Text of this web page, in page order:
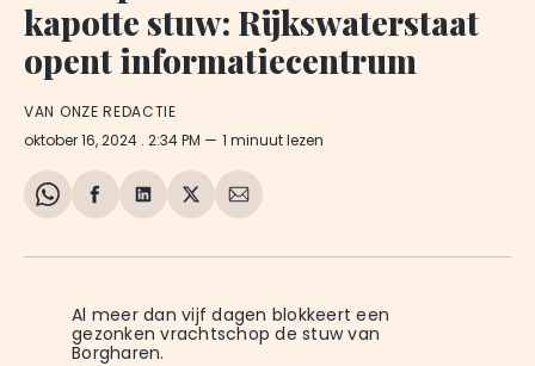
kapotte stuw: Rijkswaterstaat
opent informatiecentrum
VAN ONZE REDACTIE
oktober 16, 2024 . 2:34 PM 1 minuut lezen
Share
WhatsApp
Delen
Facebook
Delen
LinkedIn
Share
X
Deel
E-
Al meer dan vijf dagen blokkeert een
gezonken vrachtschop de stuw van
Borgharen.